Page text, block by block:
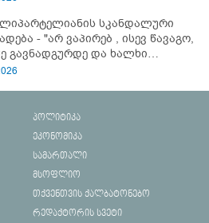
სკანდალური
- "არ ვაპირებ , ისევ წავაგო,
გავნადგურდე და ხალხი
იყოს, თავის სკამებს
პოლიტიკა
ეკონომიკა
სამართალი
მსოფლიო
თქვენთვის ქალბატონებო
რედაქტორის სვეტი